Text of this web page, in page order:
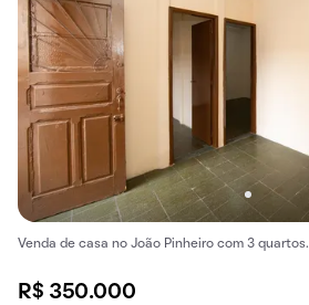
Venda de casa no João Pinheiro com 3 quartos.
R$ 350.000